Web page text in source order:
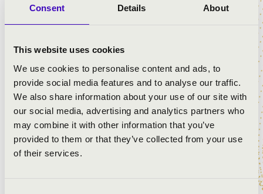
Consent Details About
This website uses cookies
We use cookies to personalise content and ads, to
provide social media features and to analyse our traffic.
We also share information about your use of our site with
our social media, advertising and analytics partners who
may combine it with other information that you’ve
provided to them or that they’ve collected from your use
of their services.
többszörös díjnyertes pécsi születésű zeneművész
számos lemezfelvétel közreműködője. Egy ilyen
ritkán jön szembe, vétek lenne kihagyni!
Jegyvásárlás: